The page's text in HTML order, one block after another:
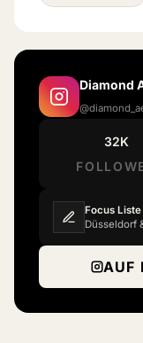
Diamond
32K
Focus
Düsseldorf
AUF